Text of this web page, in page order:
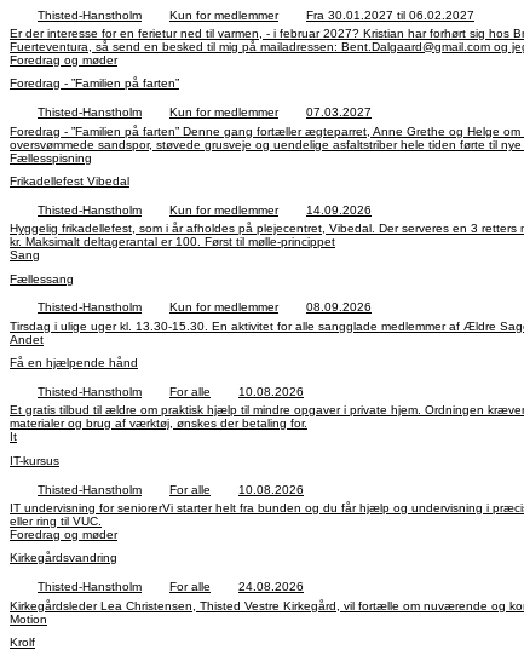
Thisted-Hanstholm Kun for medlemmer
Fra 30.01.2027 til 06.02.2027
Er der interesse for en ferietur ned til varmen, - i februar 2027? Kristian har forhørt sig hos Bravo Tours ang. en evnt. ferietur til vinter. Bravo Tours tilbyder os et hotel på Gran Canaria med All Inclusive og ligger i nærheden af en by, så vi kan gå derind. Vil i høre mere om Hotellet på
Foredrag og møder
Foredrag - ”Familien på farten”
Thisted-Hanstholm Kun for medlemmer
07.03.2027
Foredrag - ”Familien på farten” Denne gang fortæller ægteparret, Anne Grethe og Helge om deres 22.000 kilometer lang tur til Sydafrika, Namibia, Botswana, Zimbabwe, Lesoto og Swaziland. Og turen gennemføres igen, i den gamle LandCruiser med tagtelt, i det sydlige Afrika, hvor
Fællesspisning
Frikadellefest Vibedal
Thisted-Hanstholm Kun for medlemmer
14.09.2026
Hyggelig frikadellefest, som i år afholdes på plejecentret, Vibedal. Der serveres en 3 retters menu. Musik og sang ved Martin Hvass. Tilmelding til Tove tlf. nr. 50 69 12 36 hverdage, mellem kl. 9 og 16, fra den 18. til den 28. august, og igen fra den 1. til den 4. september. Deltagerpris 150
kr. Maksimalt deltagerantal er 100. Først til mølle-princippet
Sang
Fællessang
Thisted-Hanstholm Kun for medlemmer
08.09.2026
Andet
Få en hjælpende hånd
Thisted-Hanstholm For alle
10.08.2026
Et gratis tilbud til ældre om praktisk hjælp til mindre opgaver i private hjem. Ordningen kræver ikke medlemskab, og fokuserer på småopgaver, der ikke kræver professionelle håndværkere. Kontakt: Carsten Fisker 40 26 47 55, Erling Fredsøe 21 22 89 49 Hjælpen er gratis, men udgifter til
materialer og brug af værktøj, ønskes der betaling for.
It
IT-kursus
Thisted-Hanstholm For alle
10.08.2026
IT undervisning for seniorerVi starter helt fra bunden og du får hjælp og undervisning i
eller ring til VUC.
Foredrag og møder
Kirkegårdsvandring
Thisted-Hanstholm For alle
24.08.2026
Motion
Krolf